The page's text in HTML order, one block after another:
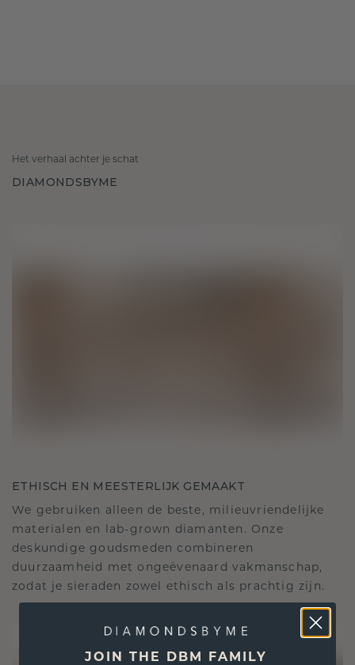
Het verhaal achter je schat
DIAMONDSBYME
ETHISCH EN MEESTERLIJK GEMAAKT
We gebruiken alleen de beste, milieuvriendelijke
materialen en lab-grown diamanten. Onze
deskundige goudsmeden combineren
duurzaamheid met ongeëvenaard vakmanschap,
zodat je sieraden zowel ethisch als prachtig zijn.
JOIN THE DBM FAMILY